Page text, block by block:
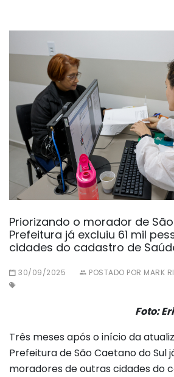
Priorizando o morador de
Prefeitura já excluiu 61 mil
cidades do cadastro de
30/09/2025 POSTADO POR MARK
Foto:
Três meses após o início da
Prefeitura de São Caetano do Sul
moradores de outras cidades do